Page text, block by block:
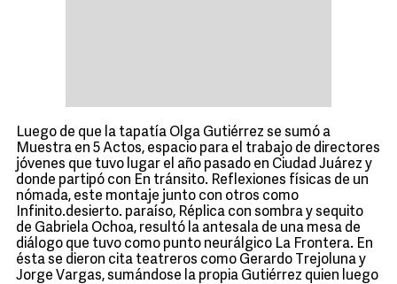
Luego de que la tapatía Olga Gutiérrez se sumó a
Muestra en 5 Actos, espacio para el trabajo de directores
jóvenes que tuvo lugar el año pasado en Ciudad Juárez y
donde partipó con En tránsito. Reflexiones físicas de un
nómada, este montaje junto con otros como
Infinito.desierto. paraíso, Réplica con sombra y sequito
de Gabriela Ochoa, resultó la antesala de una mesa de
diálogo que tuvo como punto neurálgico La Frontera. En
ésta se dieron cita teatreros como Gerardo Trejoluna y
Jorge Vargas, sumándose la propia Gutiérrez quien luego